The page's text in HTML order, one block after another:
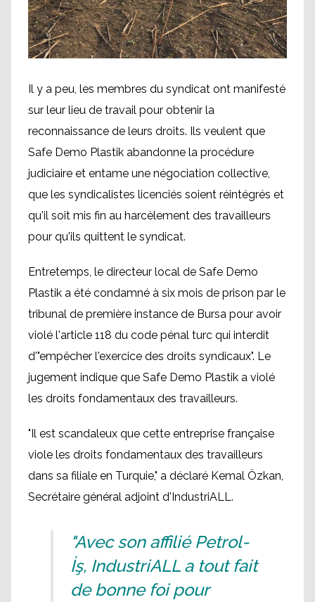
Il y a peu, les membres du syndicat ont manifesté
sur leur lieu de travail pour obtenir la
reconnaissance de leurs droits. Ils veulent que
Safe Demo Plastik abandonne la procédure
judiciaire et entame une négociation collective,
que les syndicalistes licenciés soient réintégrés et
qu'il soit mis fin au harcèlement des travailleurs
pour qu'ils quittent le syndicat.
Entretemps, le directeur local de Safe Demo
Plastik a été condamné à six mois de prison par le
tribunal de première instance de Bursa pour avoir
violé l'article 118 du code pénal turc qui interdit
d'"empêcher l'exercice des droits syndicaux". Le
jugement indique que Safe Demo Plastik a violé
les droits fondamentaux des travailleurs.
"Il est scandaleux que cette entreprise française
viole les droits fondamentaux des travailleurs
dans sa filiale en Turquie," a déclaré Kemal Özkan,
Secrétaire général adjoint d'IndustriALL.
"Avec son affilié Petrol-
İş, IndustriALL a tout fait
de bonne foi pour